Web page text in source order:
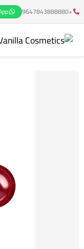
+9647843888880